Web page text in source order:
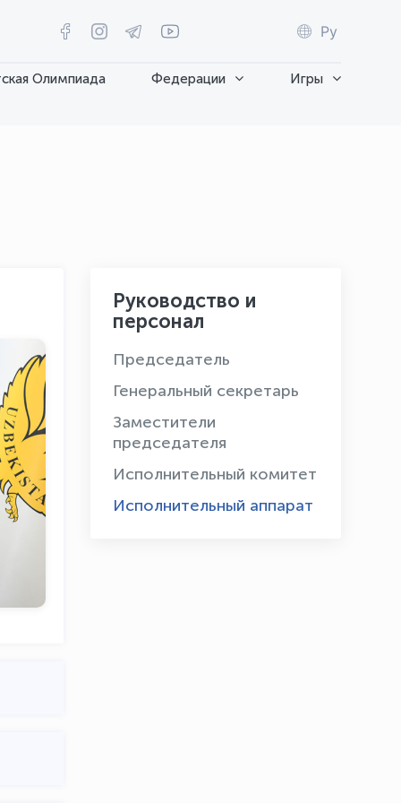
Ру
Олимпиада Федерации Игры
Руководство и
персонал
Председатель
Генеральный секретарь
Заместители
председателя
Исполнительный комитет
Исполнительный аппарат